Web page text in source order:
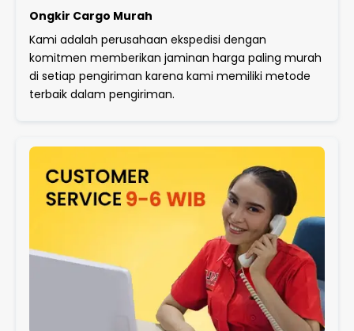
Ongkir Cargo Murah
Kami adalah perusahaan ekspedisi dengan
komitmen memberikan jaminan harga paling murah
di setiap pengiriman karena kami memiliki metode
terbaik dalam pengiriman.